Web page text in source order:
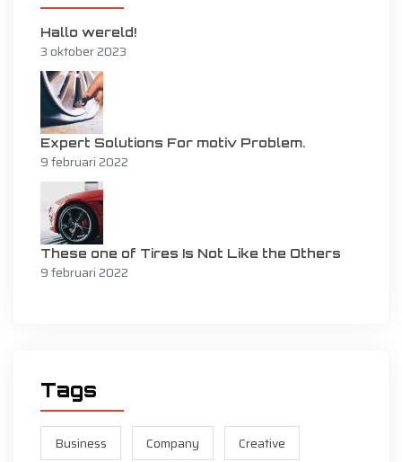
Hallo wereld!
3 oktober 2023
Expert Solutions For motiv Problem.
9 februari 2022
These one of Tires Is Not Like the Others
9 februari 2022
Tags
Business Company Creative